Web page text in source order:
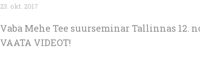
23. okt. 2017
Vaba Mehe Tee suurseminar Tallinnas
VAATA VIDEOT!